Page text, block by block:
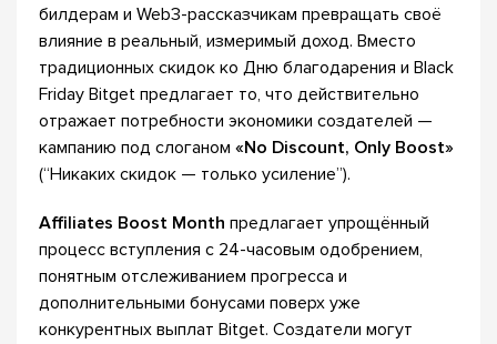
билдерам и Web3-рассказчикам превращать своё
влияние в реальный, измеримый доход. Вместо
традиционных скидок ко Дню благодарения и Black
Friday Bitget предлагает то, что действительно
отражает потребности экономики создателей —
кампанию под слоганом «No Discount, Only Boost»
(“Никаких скидок — только усиление”).
Affiliates Boost Month предлагает упрощённый
процесс вступления с 24-часовым одобрением,
понятным отслеживанием прогресса и
дополнительными бонусами поверх уже
конкурентных выплат Bitget. Создатели могут